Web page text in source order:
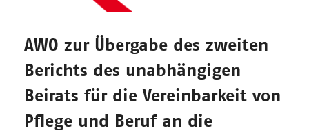
AWO zur Übergabe des zweiten
Berichts des unabhängigen
Beirats für die Vereinbarkeit von
Pflege und Beruf an die